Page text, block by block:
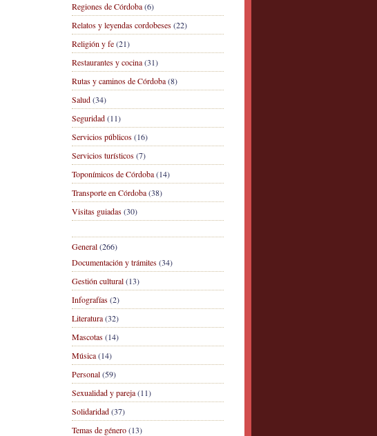
Regiones de Córdoba(6)
Relatos y leyendas cordobeses(22)
Religión y fe(21)
Restaurantes y cocina(31)
Rutas y caminos de Córdoba(8)
Salud(34)
Seguridad(11)
Servicios públicos(16)
Servicios turísticos(7)
Toponímicos de Córdoba(14)
Transporte en Córdoba(38)
Visitas guiadas(30)
General(266)
Documentación y trámites(34)
Gestión cultural(13)
Infografías(2)
Literatura(32)
Mascotas(14)
Música(14)
Personal(59)
Sexualidad y pareja(11)
Solidaridad(37)
Temas de género(13)